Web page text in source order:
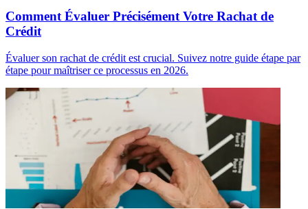
Comment Évaluer Précisément Votre Rachat de
Crédit
Évaluer son rachat de crédit est crucial. Suivez notre guide étape par
étape pour maîtriser ce processus en 2026.